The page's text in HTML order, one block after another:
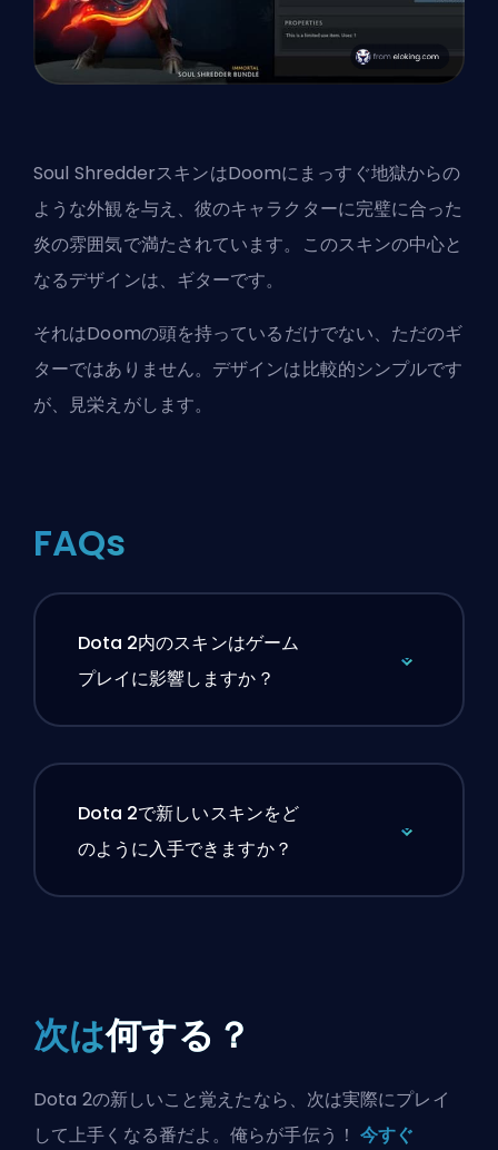
Soul ShredderスキンはDoomにまっすぐ地獄からの
ような外観を与え、彼のキャラクターに完璧に合った
炎の雰囲気で満たされています。このスキンの中心と
なるデザインは、ギターです。
それはDoomの頭を持っているだけでない、ただのギ
ターではありません。デザインは比較的シンプルです
が、見栄えがします。
FAQs
Dota 2内のスキンはゲーム
プレイに影響しますか？
Dota 2で新しいスキンをど
のように入手できますか？
次は何する？
Dota 2の新しいこと覚えたなら、次は実際にプレイ
して上手くなる番だよ。俺らが手伝う！ 今すぐ